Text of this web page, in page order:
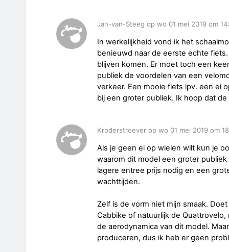
Jan-van-Steeg op wo 01 mei 2019 om
In werkelijkheid vond ik het
benieuwd naar de eerste echte
blijven komen. Er moet toch een
publiek de voordelen van een
verkeer. Een mooie fiets ipv. een ei
bij een groter publiek. Ik hoop dat
Kroderstroever op wo 01 mei 2019 om
Als je geen ei op wielen wilt kun je
waarom dit model een groter
lagere entree prijs nodig en een
wachttijden.
Zelf is de vorm niet mijn smaak.
Cabbike of natuurlijk de
de aerodynamica van dit model.
produceren, dus ik heb er geen